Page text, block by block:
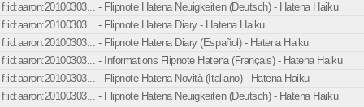
f:id:aaron:20100303... - Flipnote Hatena Neuigkeiten (Deutsch) - Hatena Haiku
f:id:aaron:20100303... - Flipnote Hatena Diary - Hatena Haiku
f:id:aaron:20100303... - Flipnote Hatena Diary (Español) - Hatena Haiku
f:id:aaron:20100303... - Informations Flipnote Hatena (Français) - Hatena Haiku
f:id:aaron:20100303... - Flipnote Hatena Novità (Italiano) - Hatena Haiku
f:id:aaron:20100303... - Flipnote Hatena Neuigkeiten (Deutsch) - Hatena Haiku